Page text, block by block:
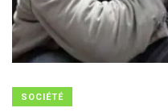
SOCIÉTÉ